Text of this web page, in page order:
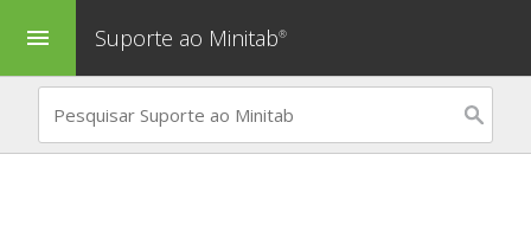
menu Suporte ao Minitab®